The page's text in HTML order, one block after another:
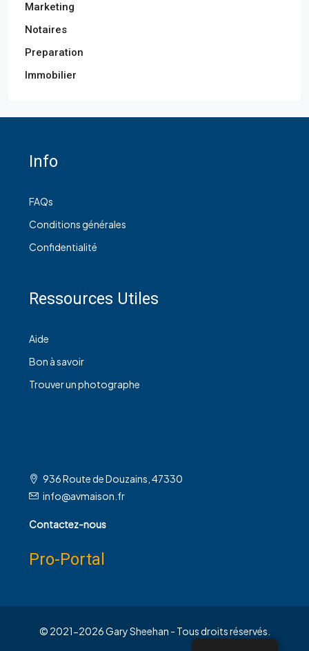
Marketing
Notaires
Preparation
Immobilier
Info
FAQs
Conditions générales
Confidentialité
Ressources Utiles
Aide
Bon à savoir
Trouver un photographe
936 Route de Douzains, 47330
info@avmaison.fr
Contactez-nous
Pro-Portal
© 2021-2026 Gary Sheehan - Tous droits réservés.